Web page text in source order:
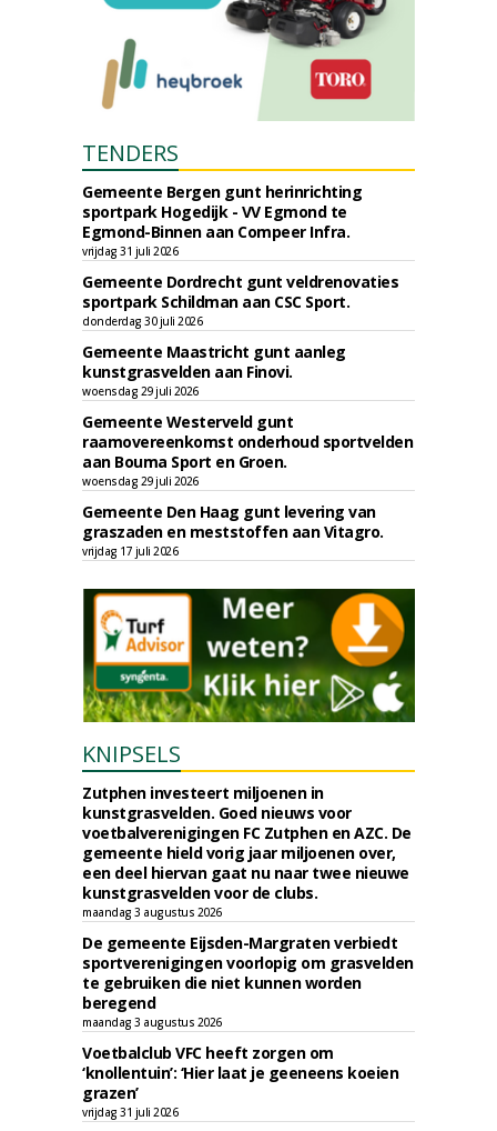
TENDERS
Gemeente Bergen gunt herinrichting
sportpark Hogedijk - VV Egmond te
Egmond-Binnen aan Compeer Infra.
vrijdag 31 juli 2026
Gemeente Dordrecht gunt veldrenovaties
sportpark Schildman aan CSC Sport.
donderdag 30 juli 2026
Gemeente Maastricht gunt aanleg
kunstgrasvelden aan Finovi.
woensdag 29 juli 2026
Gemeente Westerveld gunt
raamovereenkomst onderhoud sportvelden
aan Bouma Sport en Groen.
woensdag 29 juli 2026
Gemeente Den Haag gunt levering van
graszaden en meststoffen aan Vitagro.
vrijdag 17 juli 2026
KNIPSELS
Zutphen investeert miljoenen in
kunstgrasvelden. Goed nieuws voor
voetbalverenigingen FC Zutphen en AZC. De
gemeente hield vorig jaar miljoenen over,
een deel hiervan gaat nu naar twee nieuwe
kunstgrasvelden voor de clubs.
maandag 3 augustus 2026
De gemeente Eijsden-Margraten verbiedt
sportverenigingen voorlopig om grasvelden
te gebruiken die niet kunnen worden
beregend
maandag 3 augustus 2026
Voetbalclub VFC heeft zorgen om
‘knollentuin’: ‘Hier laat je geeneens koeien
grazen’
vrijdag 31 juli 2026